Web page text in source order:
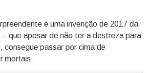
é uma invenção de 2017 da
– que apesar de não ter a destreza para
consegue passar por cima de
mortais.